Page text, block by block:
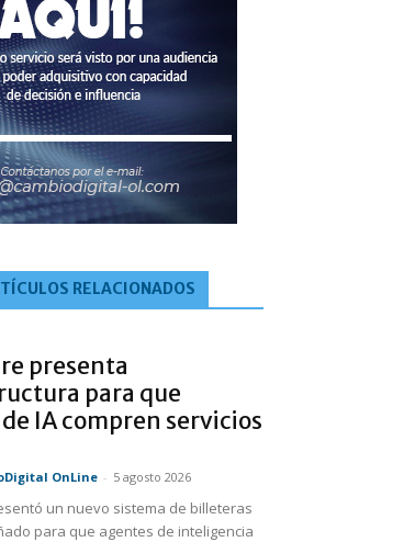
RELACIONADOS
presenta
para que
IA compren servicios
OnLine - 5 agosto 2026
un nuevo sistema de billeteras
para que agentes de inteligencia